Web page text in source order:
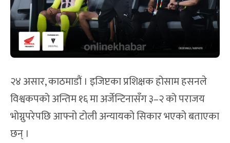
२४ असार, काठमाडौं । इजिप्टका प्रशिक्षक होसाम हसनले
विश्वकपको अन्तिम १६ मा अर्जेन्टिनासँग ३–२ को पराजय
भोग्नुपरेपछि आफ्नो टोली अन्यायको सिकार भएको बताएका
छन् ।